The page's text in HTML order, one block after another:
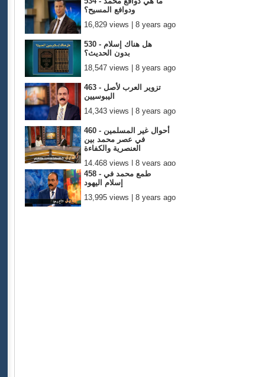
ودوافع المسيح؟
16,829 views | 8 years ago
530 - هل هناك إسلام
بدون الحديث؟
18,547 views | 8 years ago
463 - تزوير العرب لأصل
اليبوسيين
14,343 views | 8 years ago
460 - أحوال غير المسلمين
في عصر محمد بين
العنصرية والكفاءة
14,468 views | 8 years ago
458 - طمع محمد في
إسلام اليهود
13,995 views | 8 years ago